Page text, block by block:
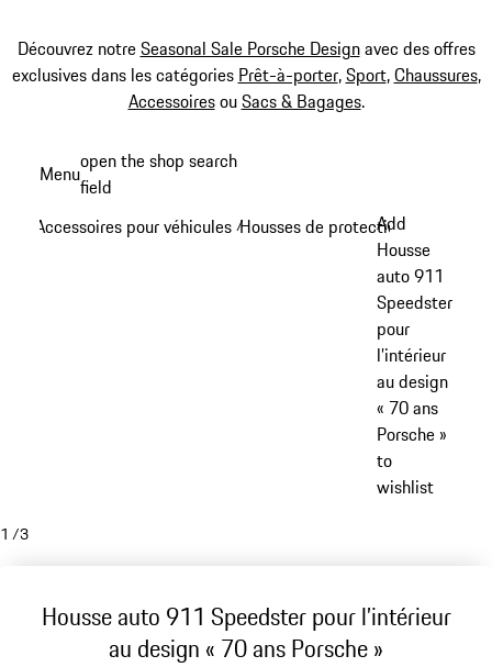
Découvrez notreSeasonal Sale Porsche Designavec des offres
exclusives dans les catégories Prêt-à-porter,Sport,Chaussures,
AccessoiresouSacs & Bagages.
principal
Menuopen the shop search
field
Accessoires pour véhicules /Housses de protection
Add
Housse
auto 911
Speedster
pour
l’intérieur
au design
« 70 ans
Porsche »
to
wishlist
1 /3
Housse auto 911 Speedster pour l’intérieur
au design « 70 ans Porsche »